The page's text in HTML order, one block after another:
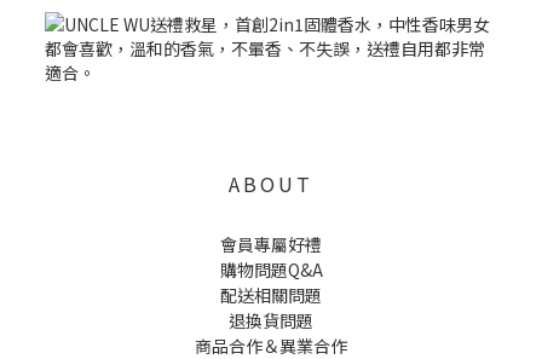
ABOUT
會員專屬好禮
購物問題Q&A
配送相關問題
退換貨問題
商品合作＆異業合作